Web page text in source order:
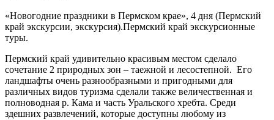
«Новогодние праздники в Пермском крае», 4 дня (Пермский
край экскурсии, экскурсия).Пермский край экскурсионные
туры.
Пермский край удивительно красивым местом сделало
сочетание 2 природных зон – таежной и лесостепной. Его
ландшафты очень разнообразными и пригодными для
различных видов туризма сделали также величественная и
полноводная р. Кама и часть Уральского хребта. Среди
здешних развлечений, которые доступны любому из